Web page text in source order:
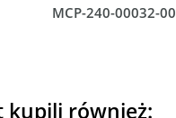
MCP-240-00032-00
kupili również: